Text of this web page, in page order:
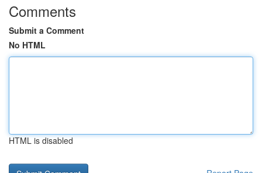
Comments
Submit a Comment
No HTML
HTML is disabled